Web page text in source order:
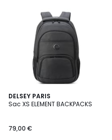
DELSEY PARIS
Sac XS ELEMENT BACKPACKS
€.
79,00 €